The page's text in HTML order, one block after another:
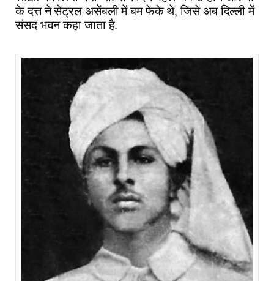
के दत्त ने सेंट्रल असेंबली में बम फेंके थे, जिसे अब दिल्ली में
संसद भवन कहा जाता है.